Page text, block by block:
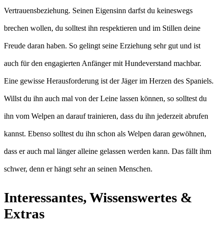
Vertrauensbeziehung. Seinen Eigensinn darfst du keineswegs
brechen wollen, du solltest ihn respektieren und im Stillen deine
Freude daran haben. So gelingt seine Erziehung sehr gut und ist
auch für den engagierten Anfänger mit Hundeverstand machbar.
Eine gewisse Herausforderung ist der Jäger im Herzen des Spaniels.
Willst du ihn auch mal von der Leine lassen können, so solltest du
ihn vom Welpen an darauf trainieren, dass du ihn jederzeit abrufen
kannst. Ebenso solltest du ihn schon als Welpen daran gewöhnen,
dass er auch mal länger alleine gelassen werden kann. Das fällt ihm
schwer, denn er hängt sehr an seinen Menschen.
Interessantes, Wissenswertes &
Extras